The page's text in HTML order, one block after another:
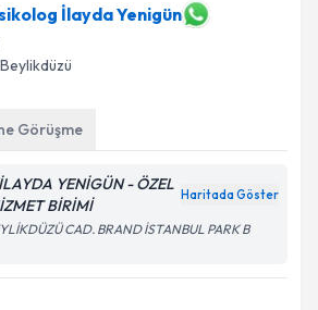
İlayda Yenigün
Görüşme
YENİGÜN - ÖZEL
BİRİMİ
Haritada Göster
CAD. BRAND İSTANBUL PARK B